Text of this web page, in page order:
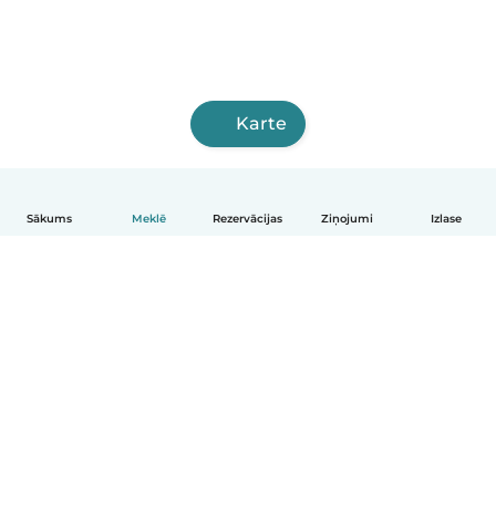
Sākums Meklē Rezervācijas Ziņojumi Izlase
Karte